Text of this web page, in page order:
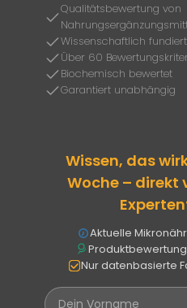
Qualitätsbewertung von
Wissenschaftlich fundiert
Über 60
Biochemisch bewertet
Garantiert unabhängig
Wissen, das
Woche – direkt
Aktuelle
Nur datenbasierte